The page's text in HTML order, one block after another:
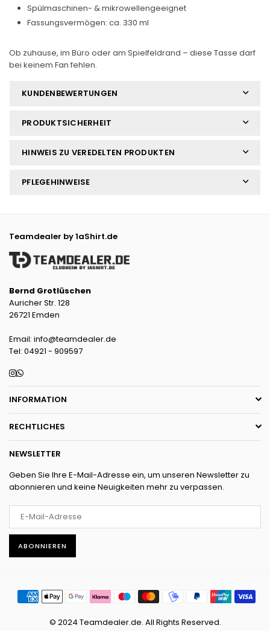
Spülmaschinen- & mikrowellengeeignet
Fassungsvermögen: ca. 330 ml
Ob zuhause, im Büro oder am Spielfeldrand – diese Tasse darf
bei keinem Fan fehlen.
KUNDENBEWERTUNGEN
PRODUKTSICHERHEIT
HINWEIS ZU VEREDELTEN PRODUKTEN
PFLEGEHINWEISE
Teamdealer by 1aShirt.de
Bernd Grotlüschen
Auricher Str. 128
26721 Emden
Email: info@teamdealer.de
Tel: 04921 - 909597
Instagram
Whatsapp
INFORMATION
RECHTLICHES
NEWSLETTER
Geben Sie Ihre E-Mail-Adresse ein, um unseren Newsletter zu
abonnieren und keine Neuigkeiten mehr zu verpassen.
ABONNIEREN
© 2024 Teamdealer.de. All Rights Reserved.